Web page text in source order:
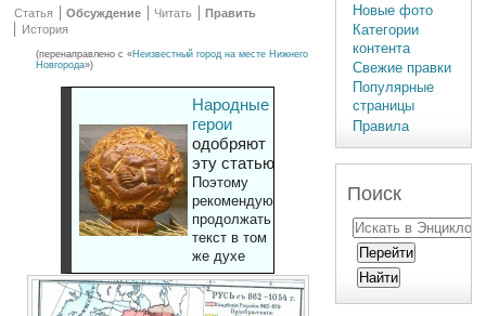
Статья Обсуждение Читать
Править
История
(перенаправлено с «Неизвестный город на месте Нижнего
Новгорода»)
Народные
герои
одобряют
эту статью
Поэтому
рекомендуют
продолжать
текст в том
же духе
Новые фото
Категории
контента
Свежие правки
Популярные
страницы
Правила
Поиск